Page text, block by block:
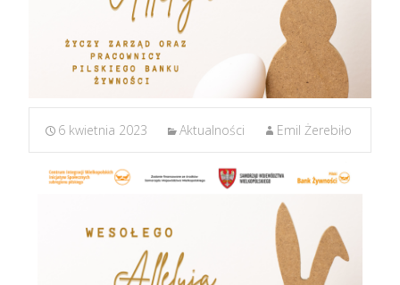
6 kwietnia 2023 Aktualności Emil Żerebiło